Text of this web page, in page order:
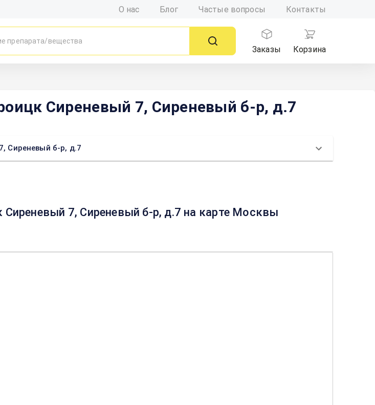
О нас Блог Частые вопросы Контакты
Заказы
Корзина
Сиреневый 7, Сиреневый б-р, д.7
Сиреневый б-р, д.7
7, Сиреневый б-р, д.7 на карте Москвы